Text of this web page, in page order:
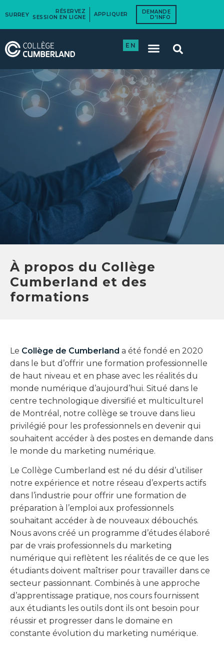
SURREY
RÉSERVEZ
SESSION EN LIGNE
APPLIQUER
DEMANDE
D'INFO
EN
À propos du Collège
Cumberland et des
formations
Le Collège de Cumberland a été fondé en 2020
dans le but d’offrir une formation professionnelle
de haut niveau et en phase avec les réalités du
monde numérique d’aujourd’hui. Situé dans le
centre technologique diversifié et multiculturel
de Montréal, notre collège se trouve dans lieu
privilégié pour les professionnels en devenir qui
souhaitent accéder à des postes en demande dans
le monde du marketing numérique.
Le Collège Cumberland est né du désir d’utiliser
notre expérience et notre réseau d’experts actifs
dans l’industrie pour offrir une formation de
préparation à l’emploi aux professionnels
souhaitant accéder à de nouveaux débouchés.
Nous avons créé un programme d’études élaboré
par de vrais professionnels du marketing
numérique qui reflètent les réalités de ce que les
étudiants doivent maîtriser pour travailler dans ce
secteur passionnant. Combinés à une approche
d’apprentissage pratique, nos cours fournissent
aux étudiants les outils dont ils ont besoin pour
réussir et progresser dans le domaine en
constante évolution du marketing numérique.